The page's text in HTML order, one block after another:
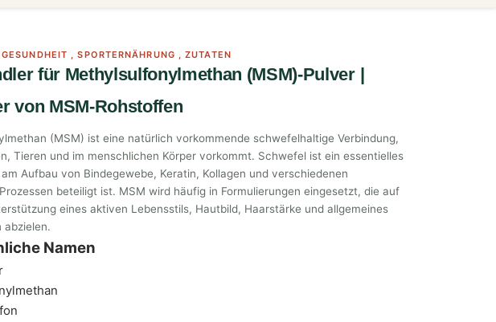
,SPORTERNÄHRUNG ,ZUTATEN
für Methylsulfonylmethan (MSM)-Pulver |
von MSM-Rohstoffen
(MSM) ist eine natürlich vorkommende schwefelhaltige Verbindung,
Tieren und im menschlichen Körper vorkommt. Schwefel ist ein essentielles
Aufbau von Bindegewebe, Keratin, Kollagen und verschiedenen
beteiligt ist. MSM wird häufig in Formulierungen eingesetzt, die auf
eines aktiven Lebensstils, Hautbild, Haarstärke und allgemeines
abzielen.
Namen